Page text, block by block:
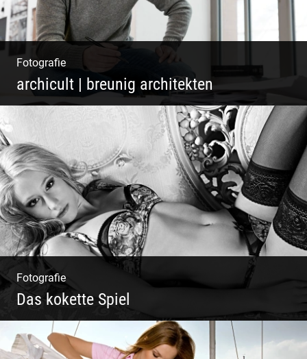
Fotografie
archicult | breunig architekten
Architekten & Bürokatzen | Bauzeichner &
Bauleiter | Mitarbeiter Shooting | Kreative
Köpfe
Fotografie
Das kokette Spiel
Sinnlich inszeniert, spielerische Poesie